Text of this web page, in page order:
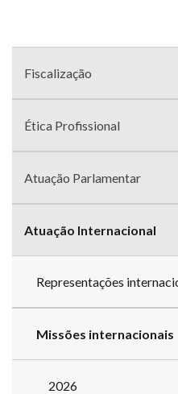
comFiscalização
Ética Profissional
Atuação Parlamentar
Atuação Internacional
Representações
Missões internacionais
2026